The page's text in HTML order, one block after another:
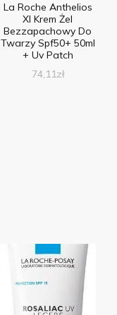
La Roche Anthelios
Xl Krem Żel
Bezzapachowy Do
Twarzy Spf50+ 50ml
+ Uv Patch
74,11zł